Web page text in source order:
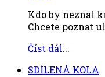
Kdo by neznal
Chcete poznat
Číst dál...
SDÍLENÁ KOLA